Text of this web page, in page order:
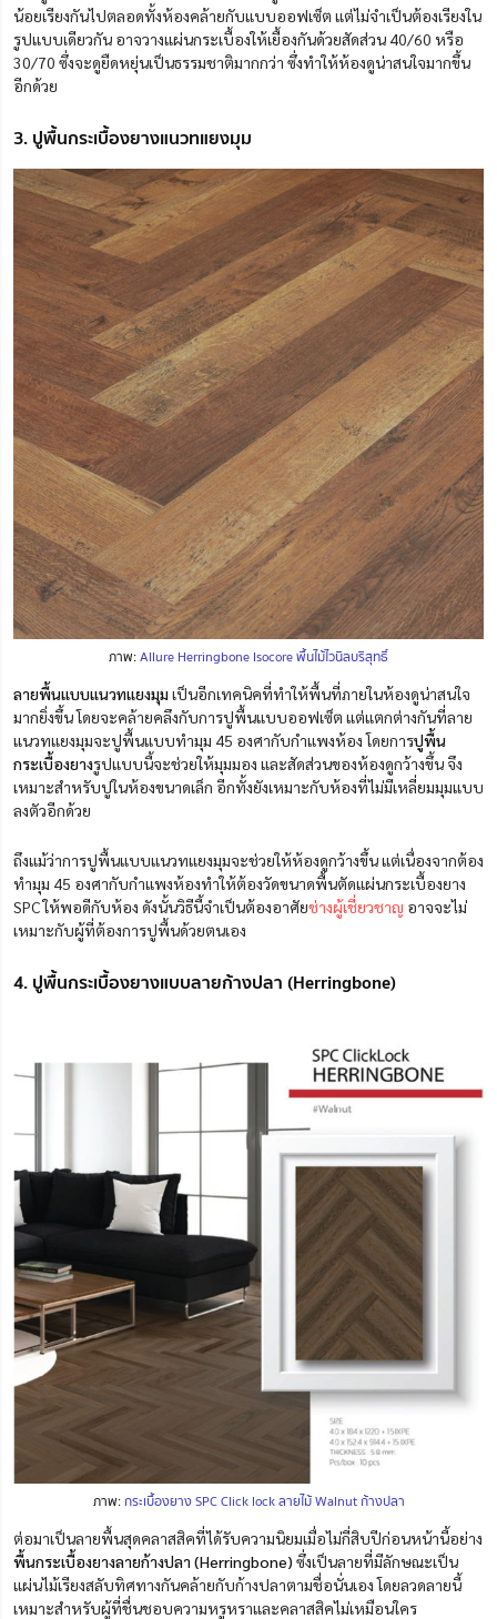
น้อยเรียงกันไปตลอดทั้งห้องคล้ายกับแบบออฟเซ็ต แต่ไม่จำเป็นต้องเรียงใน
รูปแบบเดียวกัน อาจวางแผ่นกระเบื้องให้เยื้องกันด้วยสัดส่วน 40/60 หรือ
30/70 ซึ่งจะดูยืดหยุ่นเป็นธรรมชาติมากกว่า ซึ่งทำให้ห้องดูน่าสนใจมากขึ้น
อีกด้วย
3. ปูพื้นกระเบื้องยางแนวทแยงมุม
ภาพ:Allure Herringbone Isocore พื้นไม้ไวนิลบริสุทธิ์
ลายพื้นแบบแนวทแยงมุม เป็นอีกเทคนิคที่ทำให้พื้นที่ภายในห้องดูน่าสนใจ
มากยิ่งขึ้น โดยจะคล้ายคลึงกับการปูพื้นแบบออฟเซ็ต แต่แตกต่างกันที่ลาย
แนวทแยงมุมจะปูพื้นแบบทำมุม 45 องศากับกำแพงห้อง โดยการปูพื้น
กระเบื้องยางรูปแบบนี้จะช่วยให้มุมมอง และสัดส่วนของห้องดูกว้างขึ้น จึง
เหมาะสำหรับปูในห้องขนาดเล็ก อีกทั้งยังเหมาะกับห้องที่ไม่มีเหลี่ยมมุมแบบ
ลงตัวอีกด้วย
ถึงแม้ว่าการปูพื้นแบบแนวทแยงมุมจะช่วยให้ห้องดูกว้างขึ้น แต่เนื่องจากต้อง
ทำมุม 45 องศากับกำแพงห้องทำให้ต้องวัดขนาดพื้นตัดแผ่นกระเบื้องยาง
SPC ให้พอดีกับห้อง ดังนั้นวิธีนี้จำเป็นต้องอาศัยช่างผู้เชี่ยวชาญ อาจจะไม่
เหมาะกับผู้ที่ต้องการปูพื้นด้วยตนเอง
4. ปูพื้นกระเบื้องยางแบบลายก้างปลา (Herringbone)
ภาพ:กระเบื้องยาง SPC Click lock ลายไม้ Walnut ก้างปลา
ต่อมาเป็นลายพื้นสุดคลาสสิคที่ได้รับความนิยมเมื่อไม่กี่สิบปีก่อนหน้านี้อย่าง
พื้นกระเบื้องยางลายก้างปลา (Herringbone) ซึ่งเป็นลายที่มีลักษณะเป็น
แผ่นไม้เรียงสลับทิศทางกันคล้ายกับก้างปลาตามชื่อนั่นเอง โดยลวดลายนี้
เหมาะสำหรับผู้ที่ชื่นชอบความหรูหราและคลาสสิคไม่เหมือนใคร